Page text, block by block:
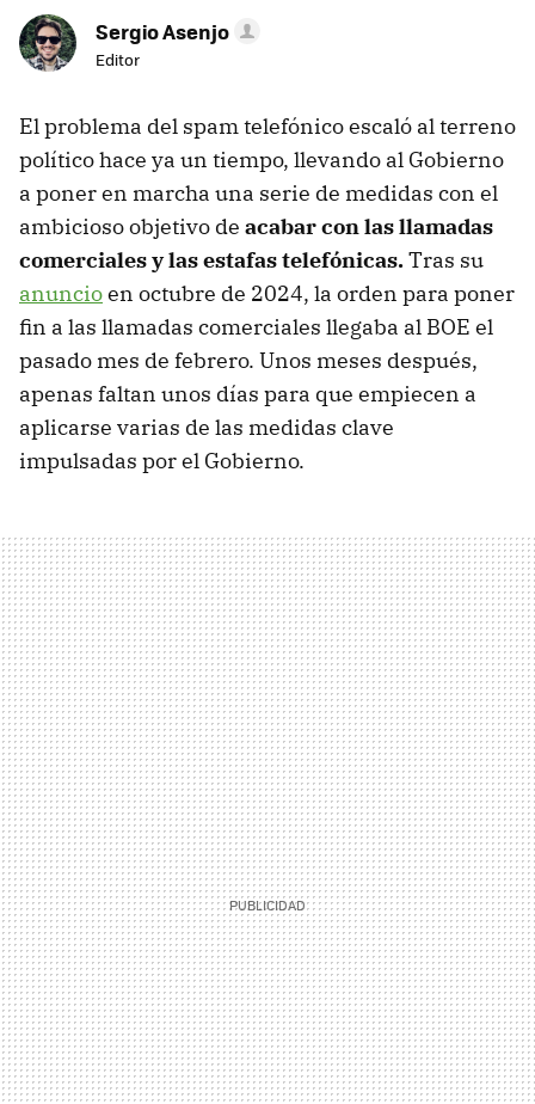
Sergio Asenjo
Editor
El problema del spam telefónico escaló al terreno
político hace ya un tiempo, llevando al Gobierno
a poner en marcha una serie de medidas con el
ambicioso objetivo de acabar con las llamadas
comerciales y las estafas telefónicas.Tras su
anuncioen octubre de 2024, la orden para poner
fin a las llamadas comerciales llegaba al BOE el
pasado mes de febrero. Unos meses después,
apenas faltan unos días para que empiecen a
aplicarse varias de las medidas clave
impulsadas por el Gobierno.